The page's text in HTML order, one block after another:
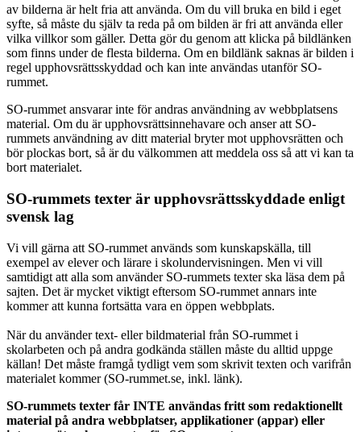
av bilderna är helt fria att använda. Om du vill bruka en bild i eget
syfte, så måste du själv ta reda på om bilden är fri att använda eller
vilka villkor som gäller. Detta gör du genom att klicka på bildlänken
som finns under de flesta bilderna. Om en bildlänk saknas är bilden i
regel upphovsrättsskyddad och kan inte användas utanför SO-
rummet.
SO-rummet ansvarar inte för andras användning av webbplatsens
material. Om du är upphovsrättsinnehavare och anser att SO-
rummets användning av ditt material bryter mot upphovsrätten och
bör plockas bort, så är du välkommen att meddela oss så att vi kan ta
bort materialet.
SO-rummets texter är upphovsrättsskyddade enligt
svensk lag
Vi vill gärna att SO-rummet används som kunskapskälla, till
exempel av elever och lärare i skolundervisningen. Men vi vill
samtidigt att alla som använder SO-rummets texter ska läsa dem på
sajten. Det är mycket viktigt eftersom SO-rummet annars inte
kommer att kunna fortsätta vara en öppen webbplats.
När du använder text- eller bildmaterial från SO-rummet i
skolarbeten och på andra godkända ställen måste du alltid uppge
källan! Det måste framgå tydligt vem som skrivit texten och varifrån
materialet kommer (SO-rummet.se, inkl. länk).
SO-rummets texter får INTE användas fritt som redaktionellt
material på andra webbplatser, applikationer (appar) eller